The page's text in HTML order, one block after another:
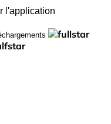
l'application